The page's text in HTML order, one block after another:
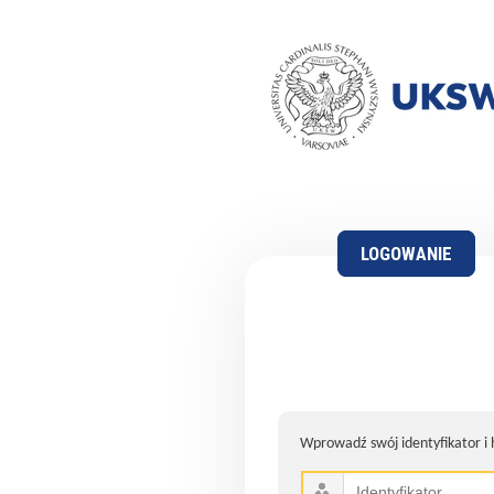
LOGOWANIE
Wprowadź swój identyfikator i